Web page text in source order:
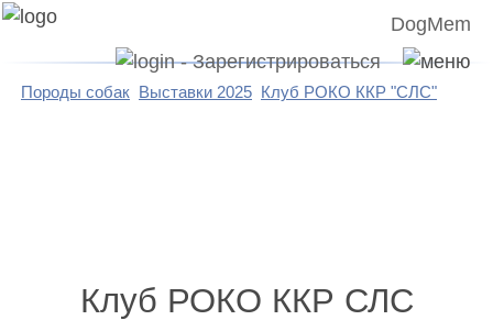
DogMem
Породы собак Выставки 2025 Клуб РОКО ККР "СЛС"
Клуб РОКО ККР СЛС